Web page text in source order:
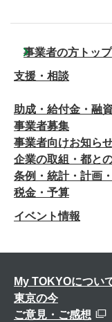
事業者の方トップ
支援・相談
助成・給付金・融
事業者募集
事業者向けお知ら
企業の取組・都と
条例・統計・計画
税金・予算
イベント情報
My TOKYOについ
東京の今
ご意見・ご感想